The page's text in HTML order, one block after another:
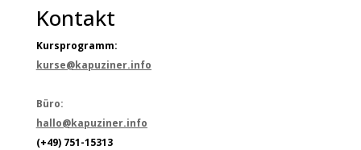
Kontakt
Kursprogramm:
kurse@kapuziner.info
Büro:
hallo@kapuziner.info
(+49) 751-15313